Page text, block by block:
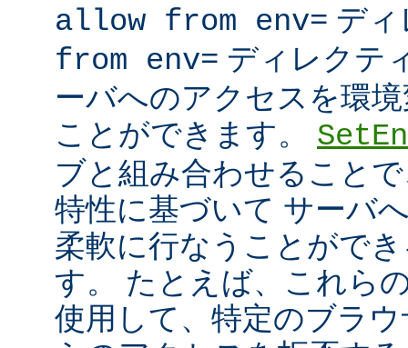
allow from env= デ
from env= ディレクテ
ーバへのアクセスを環
ことができます。
ブと組み合わせること
特性に基づいて サーバ
柔軟に行なうことがで
す。 たとえば、これら
使用して、特定のブラ